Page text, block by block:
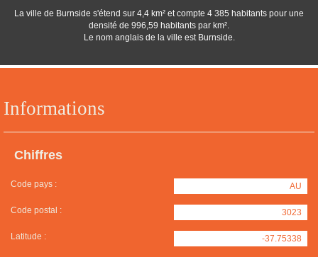
Informations
Chiffres
Code pays : AU
Code postal : 3023
Latitude : -37.75338
La ville de Burnside s'étend sur 4,4 km² et compte 4 385 habitants pour une
densité de 996,59 habitants par km².
Le nom anglais de la ville est Burnside.